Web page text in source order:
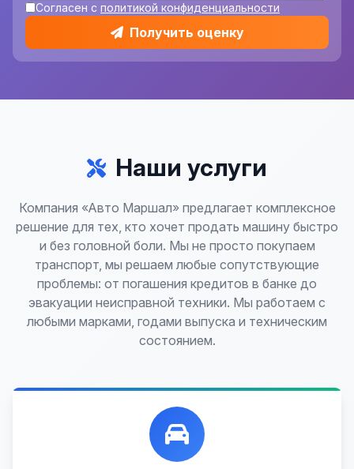
Согласен с политикой конфиденциальности
Получить оценку
Наши услуги
Компания «Авто Маршал» предлагает комплексное
решение для тех, кто хочет продать машину быстро
и без головной боли. Мы не просто покупаем
транспорт, мы решаем любые сопутствующие
проблемы: от погашения кредитов в банке до
эвакуации неисправной техники. Мы работаем с
любыми марками, годами выпуска и техническим
состоянием.
Лучшие предложения по выкупу автомобилей,
любых:
Кредитные